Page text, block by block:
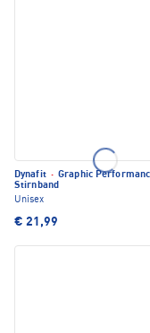
Dynafit · Graphic
Stirnband
Unisex
€ 21,99